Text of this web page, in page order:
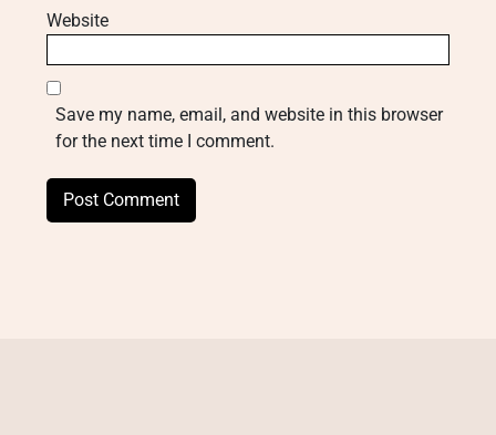
Website
Save my name, email, and website in this browser
for the next time I comment.